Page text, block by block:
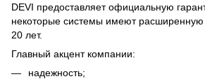
DEVI предоставляет официальную
некоторые системы имеют
20 лет.
Главный акцент компании:
надежность;